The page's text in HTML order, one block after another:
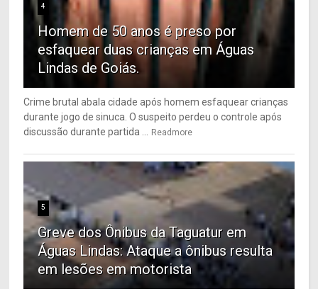
4
Homem de 50 anos é preso por
esfaquear duas crianças em Águas
Lindas de Goiás.
Crime brutal abala cidade após homem esfaquear crianças
durante jogo de sinuca. O suspeito perdeu o controle após
discussão durante partida ... Readmore
5
Greve dos Ônibus da Taguatur em
Águas Lindas: Ataque a ônibus resulta
em lesões em motorista